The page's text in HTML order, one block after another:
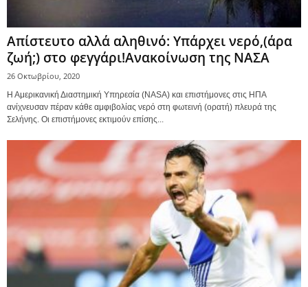
Απίστευτο αλλά αληθινό: Υπάρχει νερό,(άρα
ζωή;) στο φεγγάρι!Ανακοίνωση της ΝΑΣΑ
26 Οκτωβρίου, 2020
Η Αμερικανική Διαστημική Υπηρεσία (NASA) και επιστήμονες στις ΗΠΑ
ανίχνευσαν πέραν κάθε αμφιβολίας νερό στη φωτεινή (ορατή) πλευρά της
Σελήνης. Οι επιστήμονες εκτιμούν επίσης...